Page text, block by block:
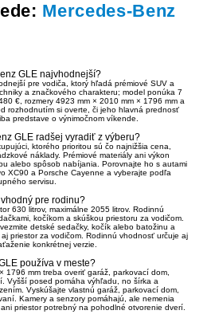
Mercedes-Benz
GLE najvhodnejší?
pre vodiča, ktorý hľadá prémiové SUV a
a značkového charakteru; model ponúka 7
€, rozmery 4923 mm × 2010 mm × 1796 mm a
rozhodnutím si overte, či jeho hlavná prednosť
predstave o výnimočnom víkende.
GLE radšej vyradiť z výberu?
ktorého prioritou sú čo najnižšia cena,
náklady. Prémiové materiály ani výkon
alebo spôsob nabíjania. Porovnajte ho s autami
XC90 a Porsche Cayenne a vyberajte podľa
servisu.
pre rodinu?
630 litrov, maximálne 2055 litrov. Rodinnú
kočíkom a skúškou priestoru za vodičom.
detské sedačky, kočík alebo batožinu a
priestor za vodičom. Rodinnú vhodnosť určuje aj
konkrétnej verzie.
používa v meste?
1796 mm treba overiť garáž, parkovací dom,
Vyšší posed pomáha výhľadu, no šírka a
Vyskúšajte vlastnú garáž, parkovací dom,
Kamery a senzory pomáhajú, ale nemenia
priestor potrebný na pohodlné otvorenie dverí.